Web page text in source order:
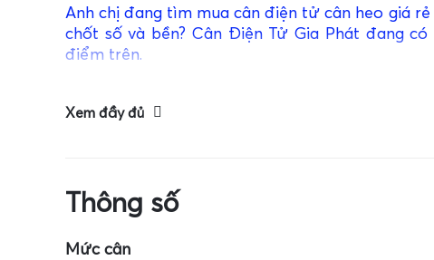
Anh chị đang tìm mua cân điện tử cân heo giá
chốt số và bền? Cân Điện Tử Gia Phát đang
điểm trên.
Xem đầy đủ
Thông số
Mức cân